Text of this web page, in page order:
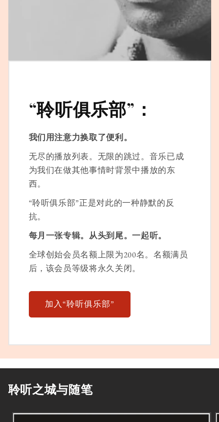
“聆听俱乐部”：
我们用注意力换取了便利。
无尽的播放列表。无限的跳过。音乐已成
为我们在做其他事情时背景中播放的东
西。
“聆听俱乐部”正是对此的一种静默的反
抗。
每月一张专辑。从头到尾。一起听。
全球创始会员名额上限为200名。名额满员
后，该会员等级将永久关闭。
加入“聆听俱乐部”
聆听之城与随笔